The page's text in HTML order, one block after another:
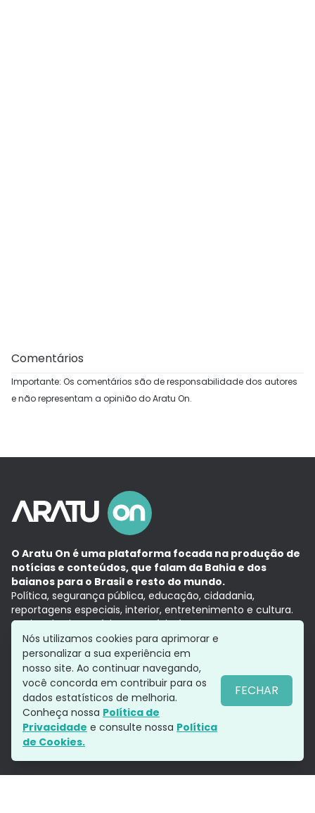
Comentários
Importante: Os comentários são de responsabilidade dos autores
e não representam a opinião do Aratu On.
O Aratu On é uma plataforma focada na produção de
notícias e conteúdos, que falam da Bahia e dos
baianos para o Brasil e resto do mundo.
Política, segurança pública, educação, cidadania,
reportagens especiais, interior, entretenimento e cultura.
Aqui, tudo vira notícia e a notícia é no tempo presente,
com a credibilidade do Grupo Aratu.
Grupo Aratu
Política de privacidade
Siga-nos
Nós utilizamos cookies para aprimorar e
personalizar a sua experiência em
nosso site. Ao continuar navegando,
você concorda em contribuir para os
dados estatísticos de melhoria.
Conheça nossa Política de
Privacidade e consulte nossa Política
de Cookies.
FECHAR